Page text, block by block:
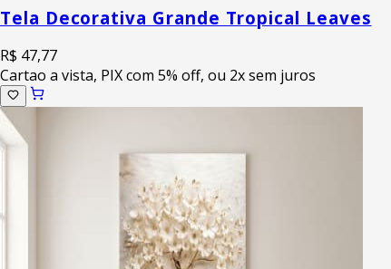
Tela Decorativa Grande Tropical Leaves
R$ 47,77
Cartao a vista, PIX com 5% off, ou 2x sem juros